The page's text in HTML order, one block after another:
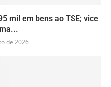
mil em bens ao TSE; vice
de 2026